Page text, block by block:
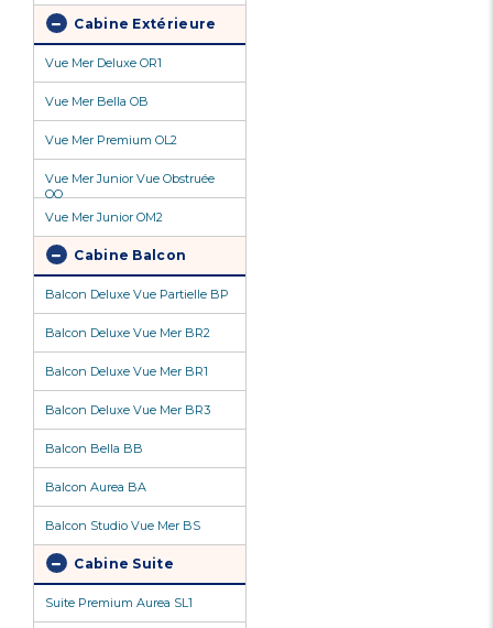
Cabine Extérieure
Vue Mer Deluxe OR1
Vue Mer Bella OB
Vue Mer Premium OL2
Vue Mer Junior Vue Obstruée
OO
Vue Mer Junior OM2
Cabine Balcon
Balcon Deluxe Vue Partielle BP
Balcon Deluxe Vue Mer BR2
Balcon Deluxe Vue Mer BR1
Balcon Deluxe Vue Mer BR3
Balcon Bella BB
Balcon Aurea BA
Balcon Studio Vue Mer BS
Cabine Suite
Suite Premium Aurea SL1